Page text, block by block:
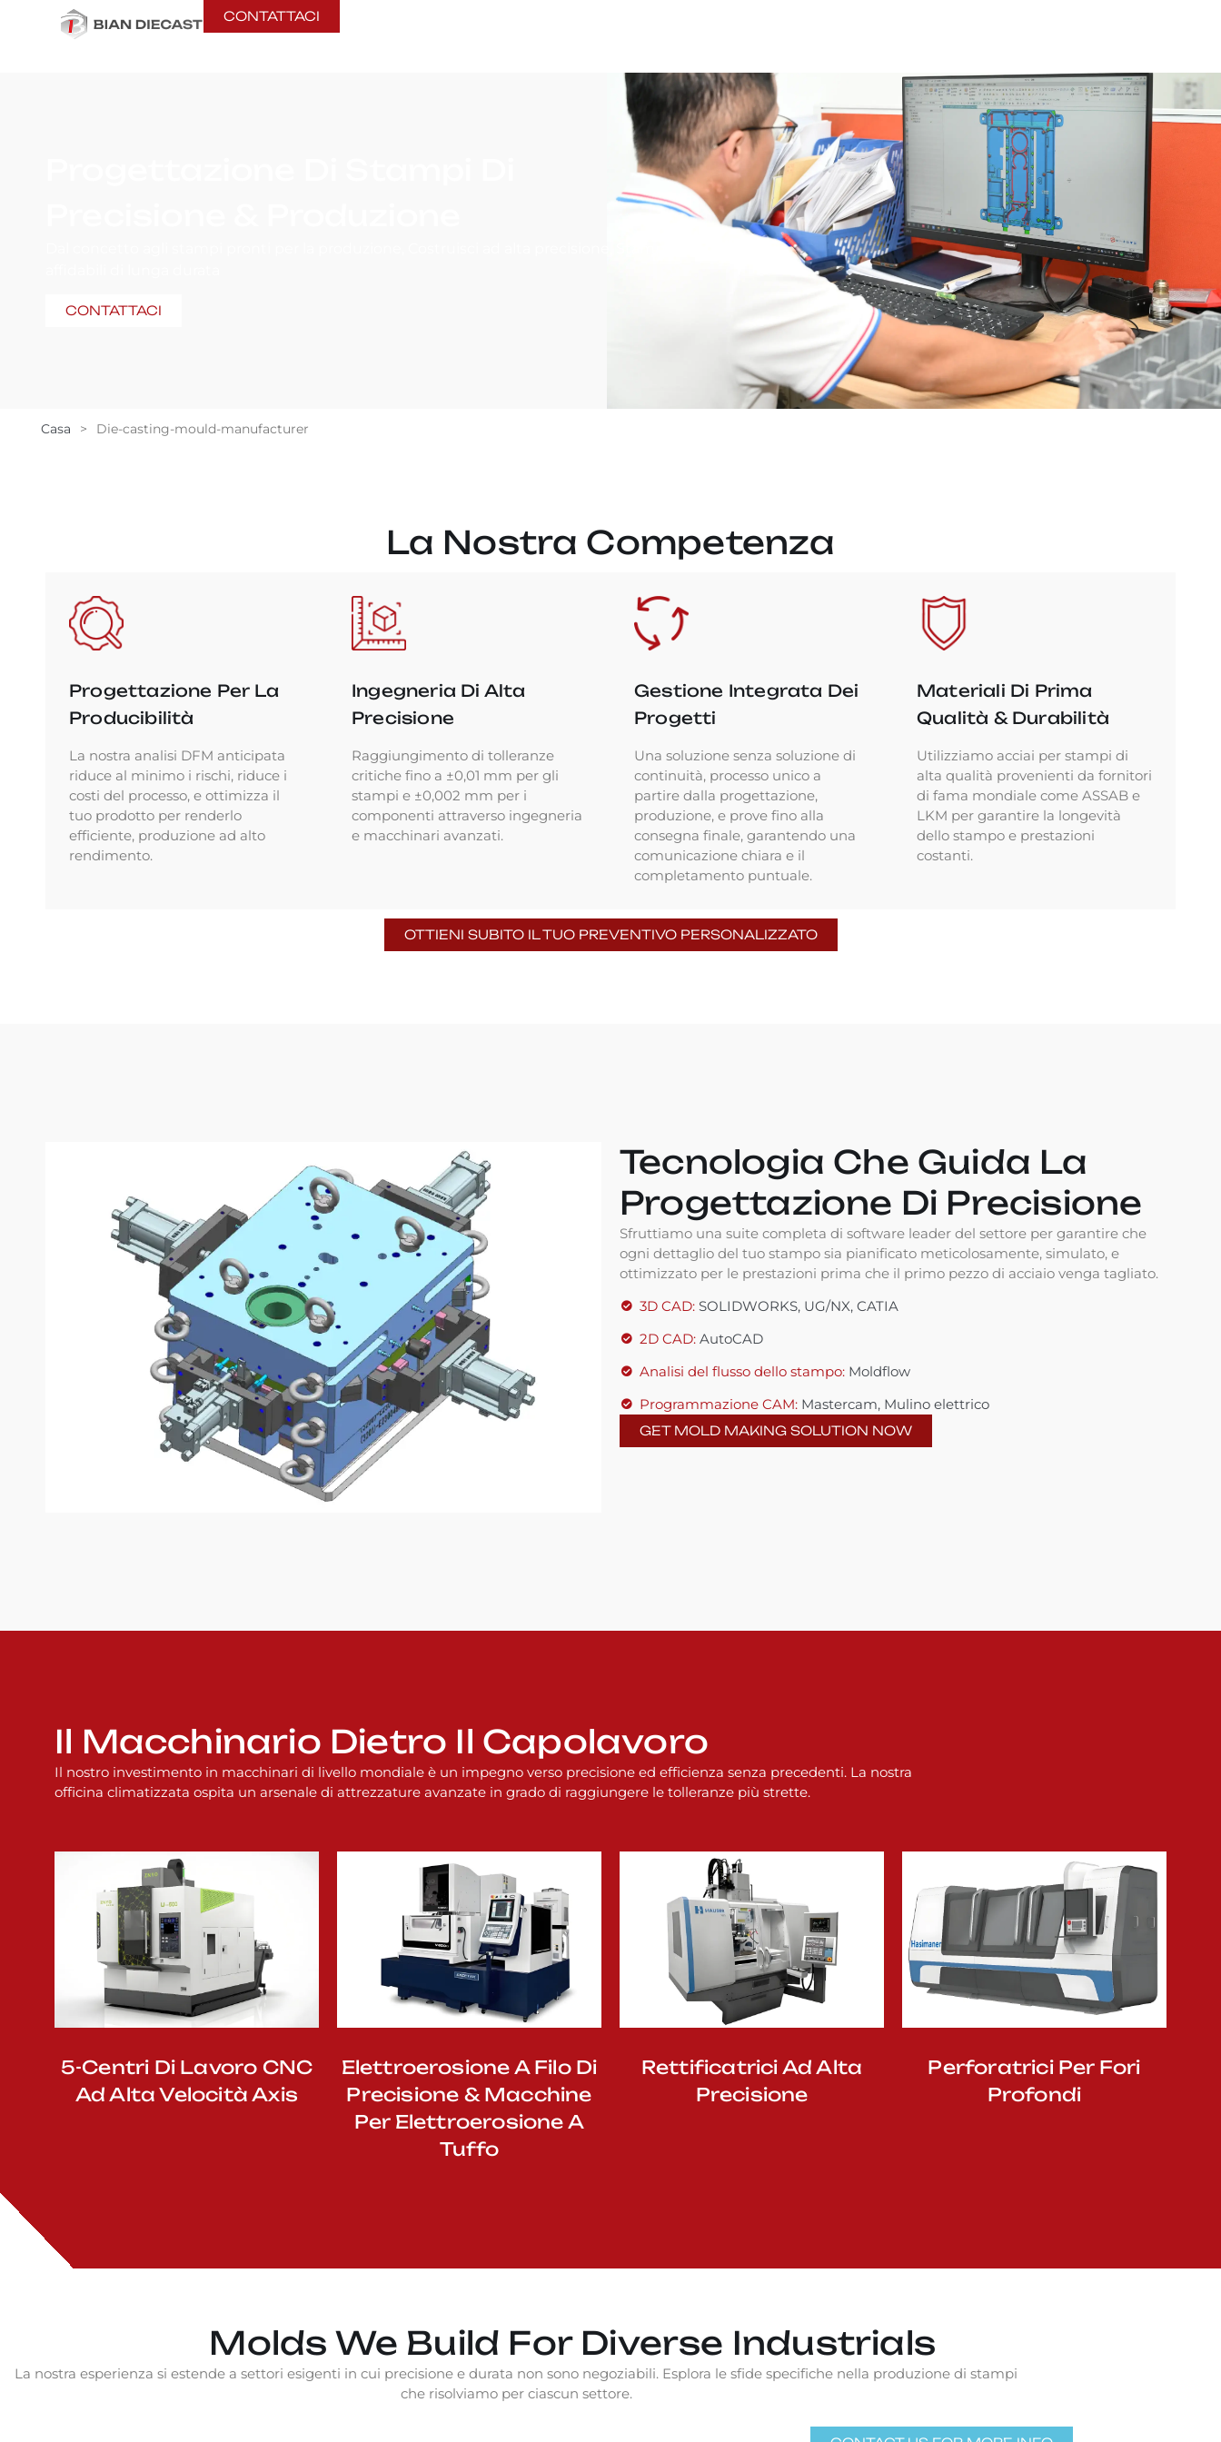
CONTATTACI
CONTATTACI
Casa > Die-casting-mould-manufacturer
La Nostra Competenza
Progettazione Per La
Producibilità
La nostra analisi DFM anticipata
riduce al minimo i rischi, riduce i
costi del processo, e ottimizza il
tuo prodotto per renderlo
efficiente, produzione ad alto
rendimento.
Ingegneria Di Alta
Precisione
Raggiungimento di tolleranze
critiche fino a ±0,01 mm per gli
stampi e ±0,002 mm per i
componenti attraverso ingegneria
e macchinari avanzati.
Gestione Integrata Dei
Progetti
Una soluzione senza soluzione di
continuità, processo unico a
partire dalla progettazione,
produzione, e prove fino alla
consegna finale, garantendo una
comunicazione chiara e il
completamento puntuale.
Materiali Di Prima
Qualità & Durabilità
Utilizziamo acciai per stampi di
alta qualità provenienti da fornitori
di fama mondiale come ASSAB e
LKM per garantire la longevità
dello stampo e prestazioni
costanti.
OTTIENI SUBITO IL TUO PREVENTIVO PERSONALIZZATO
Tecnologia Che Guida La
Progettazione Di Precisione
Sfruttiamo una suite completa di software leader del settore per garantire che
ogni dettaglio del tuo stampo sia pianificato meticolosamente, simulato, e
ottimizzato per le prestazioni prima che il primo pezzo di acciaio venga tagliato.
3D CAD: SOLIDWORKS, UG/NX, CATIA
2D CAD: AutoCAD
Analisi del flusso dello stampo: Moldflow
Programmazione CAM: Mastercam, Mulino elettrico
GET MOLD MAKING SOLUTION NOW
Il Macchinario Dietro Il Capolavoro
Il nostro investimento in macchinari di livello mondiale è un impegno verso precisione ed efficienza senza precedenti. La nostra
officina climatizzata ospita un arsenale di attrezzature avanzate in grado di raggiungere le tolleranze più strette.
5-Centri Di Lavoro CNC
Ad Alta Velocità Axis
Elettroerosione A Filo Di
Precisione & Macchine
Per Elettroerosione A
Tuffo
Rettificatrici Ad Alta
Precisione
Perforatrici Per Fori
Profondi
Molds We Build For Diverse Industrials
La nostra esperienza si estende a settori esigenti in cui precisione e durata non sono negoziabili. Esplora le sfide specifiche nella produzione di stampi
che risolviamo per ciascun settore.